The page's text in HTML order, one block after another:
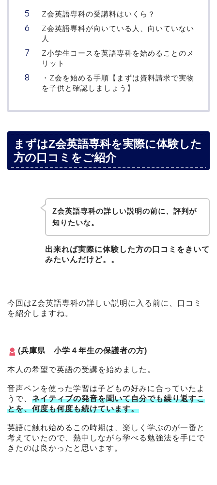
Z会英語専科の受講料はいくら？
Z会英語専科が向いている人、向いていない
人
Z小学生コースを英語専科を始めることのメ
リット
・Z会を始める手順【まずは資料請求で実物
を子供と確認しましょう】
まずはZ会英語専科を実際に体験した
方の口コミをご紹介
Z会英語専科の詳しい説明の前に、評判が
知りたいな。
出来れば実際に体験した方の口コミをきいて
みたいんだけど。。
今回はZ会英語専科の詳しい説明に入る前に、口コミ
を紹介しますね。
(兵庫県 小学４年生の保護者の方)
本 人の希望で英語の受講を始めました。
音声ペンを使った学習は子どもの好みに合っていたよ
うで、 ネイティブの発音を聞いて自分でも繰り返すこ
とを、何度も何度も続けています。
英語に触れ始めるこの時期は、楽しく学ぶのが一番と
考えていたので、熱中しながら学べる勉強法を手にで
きたのは良かったと思います。